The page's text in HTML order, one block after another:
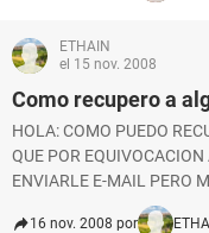
ETHAIN
el 15 nov. 2008
Como recupero a
HOLA: COMO PUEDO
QUE POR
ENVIARLE E-MAIL PERO
16 nov. 2008 por